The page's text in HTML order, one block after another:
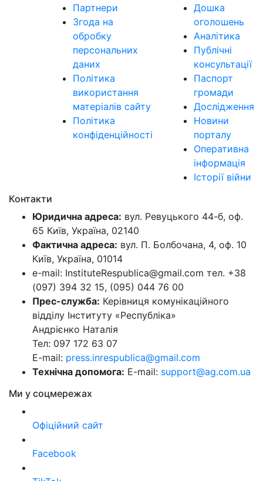
Партнери
Згода на
обробку
персональних
даних
Політика
використання
матеріалів сайту
Політика
конфіденційності
Дошка
оголошень
Аналітика
Публічні
консультації
Паспорт
громади
Дослідження
Новини
порталу
Оперативна
інформація
Історії війни
Контакти
Юридична адреса: вул. Ревуцького 44-б, оф.
65 Київ, Україна, 02140
Фактична адреса: вул. П. Болбочана, 4, оф. 10
Київ, Україна, 01014
e-mail: InstituteRespublica@gmail.com тел. +38
(097) 394 32 15, (095) 044 76 00
Прес-служба: Керівниця комунікаційного
відділу Інституту «Республіка»
Андрієнко Наталія
Тел: 097 172 63 07
E-mail: press.inrespublica@gmail.com
Технічна допомога: E-mail: support@ag.com.ua
Ми у соцмережах
Офіційний сайт
Facebook